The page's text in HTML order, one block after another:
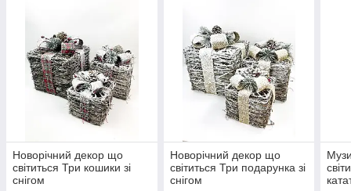
Новорічний декор що
світиться Три кошики зі
снігом
Новорічний декор що
світиться Три подарунка зі
снігом